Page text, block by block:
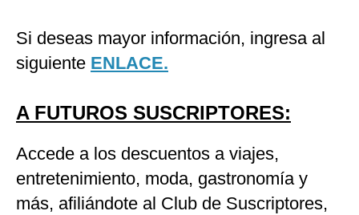
Si deseas mayor información, ingresa al
siguiente ENLACE.
A FUTUROS SUSCRIPTORES:
Accede a los descuentos a viajes,
entretenimiento, moda, gastronomía y
más, afiliándote al Club de Suscriptores,